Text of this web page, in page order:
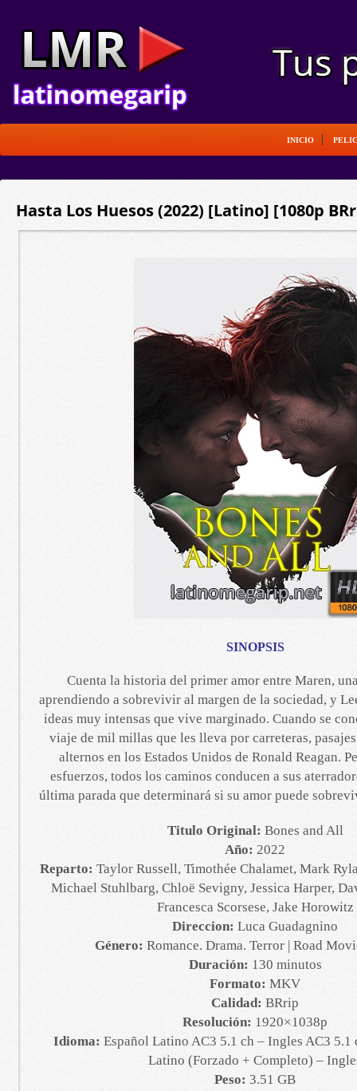
INICIO
Hasta Los Huesos (2022) [Latino] [1080p
SINOPSIS
Cuenta la historia del primer amor entre Maren,
aprendiendo a sobrevivir al margen de la sociedad, y
ideas muy intensas que vive marginado. Cuando se
viaje de mil millas que les lleva por carreteras,
alternos en los Estados Unidos de Ronald Reagan.
esfuerzos, todos los caminos conducen a sus
última parada que determinará si su amor puede
Titulo Original: Bones and All
Año: 2022
Reparto: Taylor Russell, Timothée Chalamet, Mark
Michael Stuhlbarg, Chloë Sevigny, Jessica Harper,
Francesca Scorsese, Jake Horowitz
Direccion: Luca Guadagnino
Género: Romance. Drama. Terror | Road
Duración: 130 minutos
Formato: MKV
Calidad: BRrip
Resolución: 1920×1038p
Idioma: Español Latino AC3 5.1 ch – Ingles AC3 5.1
Latino (Forzado + Completo) –
Peso: 3.51 GB